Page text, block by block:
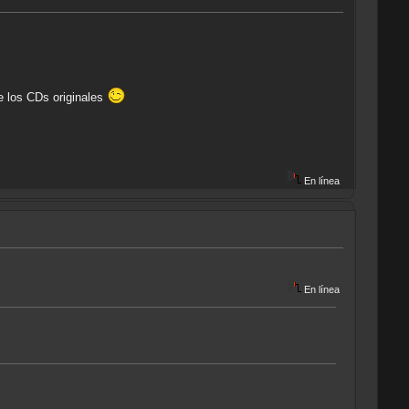
los CDs originales
En línea
En línea